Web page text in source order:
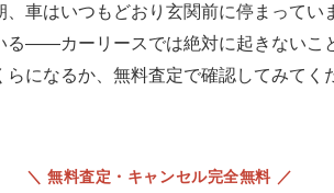
車はいつもどおり玄関前に停まってい
る——カーリースでは絶対に起きないこ
になるか、無料査定で確認してみてく
＼ 無料査定・キャンセル完全無料 ／